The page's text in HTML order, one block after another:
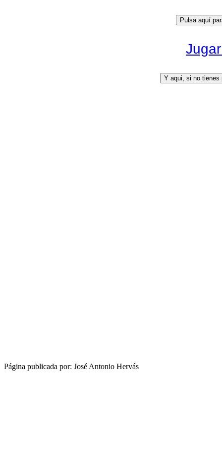
Página publicada por: José Antonio Hervás